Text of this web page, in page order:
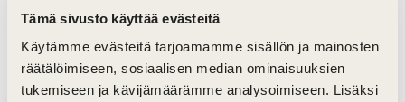
Tämä sivusto käyttää evästeitä
Käytämme evästeitä tarjoamamme sisällön ja mainosten
räätälöimiseen, sosiaalisen median ominaisuuksien
tukemiseen ja kävijämäärämme analysoimiseen. Lisäksi
🌿 Lempäälän Asuntomessuilla on jälleen nähty
kauni